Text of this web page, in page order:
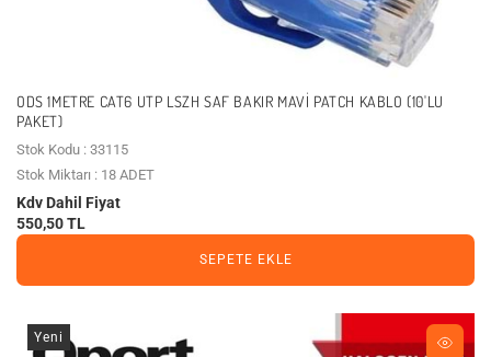
ODS 1METRE CAT6 UTP LSZH SAF BAKIR MAVI PATCH KABLO (10'LU
PAKET)
Stok Kodu : 33115
Stok Miktarı : 18 ADET
Kdv Dahil Fiyat
550,50 TL
SEPETE EKLE
Yeni